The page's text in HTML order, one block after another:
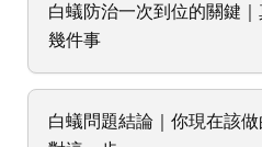
白蟻防治一次到位的關鍵
幾件事
白蟻問題結論｜你現在該